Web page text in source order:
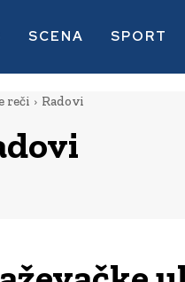
SCENA SPORT
reči Radovi